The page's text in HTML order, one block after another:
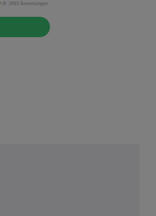
2693 Bewertungen